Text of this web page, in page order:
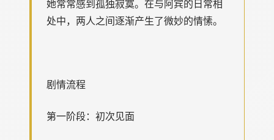
她常常感到孤独寂寞。在与阿宾的日常相
处中，两人之间逐渐产生了微妙的情愫。
剧情流程
第一阶段：初次见面